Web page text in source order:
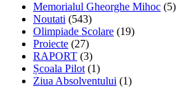
Memorialul Gheorghe Mihoc (5)
Noutati (543)
Olimpiade Scolare (19)
Proiecte (27)
RAPORT (3)
Școala Pilot(1)
Ziua Absolventului (1)